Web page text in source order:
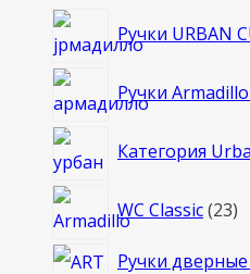
Ручки URBAN
Ручки
Категория
WC Classic 2323
Ручки